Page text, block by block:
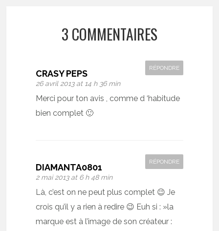
3 COMMENTAIRES
CRASY PEPS
26 avril 2013 at 14 h 36 min
RÉPONDRE
Merci pour ton avis , comme d ‘habitude
bien complet 🙂
DIAMANTA0801
2 mai 2013 at 6 h 48 min
RÉPONDRE
Là, c’est on ne peut plus complet 😉 Je
crois qu’il y a rien à redire 😉 Euh si : »la
marque est à l’image de son créateur :